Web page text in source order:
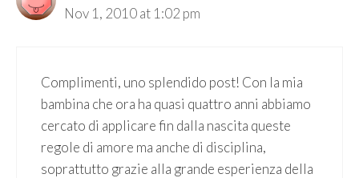
Nov 1, 2010 at 1:02 pm
Complimenti, uno splendido post! Con la mia
bambina che ora ha quasi quattro anni abbiamo
cercato di applicare fin dalla nascita queste
regole di amore ma anche di disciplina,
soprattutto grazie alla grande esperienza della